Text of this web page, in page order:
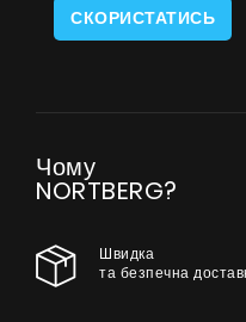
СКОРИСТАТИСЬ
Чому
NORTBERG?
Швидка
та безпечна